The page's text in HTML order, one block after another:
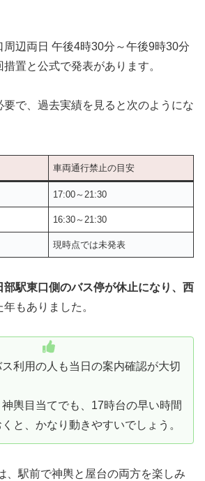
周辺両日 午後4時30分～午後9時30分
置と公式で発表があります。
要で、過去実績を見ると次のようにな
車両通行禁止の目安
17:00～21:30
16:30～21:30
現時点では未発表
部駅東口側のバス停が休止になり、西
年もありました。
利用の人も当日の案内確認が大切
輿目当てでも、17時台の早い時間
と、かなり動きやすいでしょう。
、駅前で神輿と屋台の両方を楽しみ